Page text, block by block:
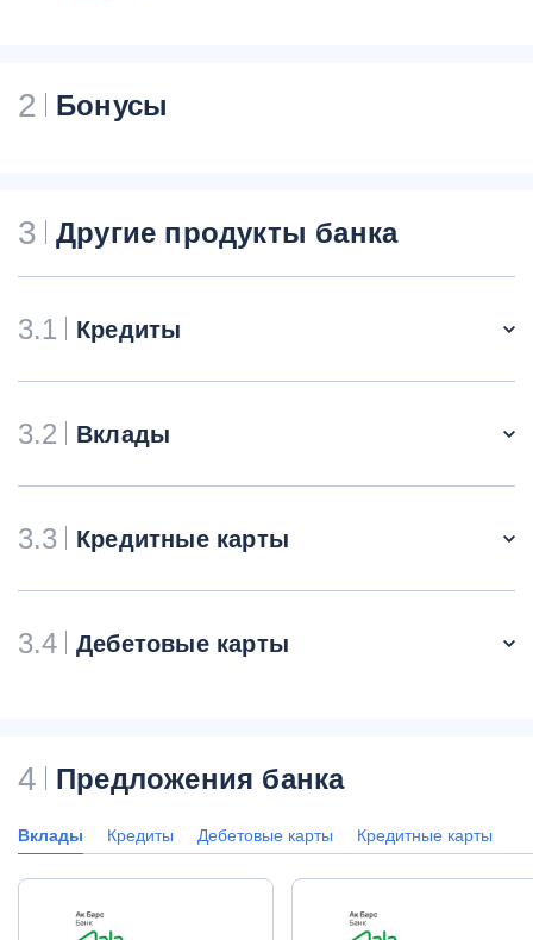
2 Бонусы
3 Другие продукты банка
3.1 Кредиты
3.2 Вклады
3.3 Кредитные карты
3.4 Дебетовые карты
4 Предложения банка
Вклады Кредиты Дебетовые карты Кредитные карты